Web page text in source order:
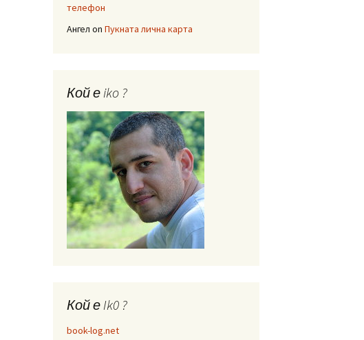
телефон
Ангел on Пукната лична карта
Кой е iko ?
Кой е Ik0 ?
book-log.net